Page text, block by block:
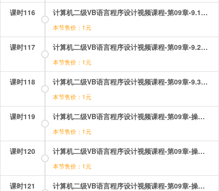
课时116 计算机二级VB语言程序设计视频课程-第09章-9.1Sub过程.mp4
本节售价：1元
课时117 计算机二级VB语言程序设计视频课程-第09章-9.2Funtion过程.mp4
本节售价：1元
课时118 计算机二级VB语言程序设计视频课程-第09章-9.3参数传送.mp4
本节售价：1元
课时119 计算机二级VB语言程序设计视频课程-第09章-操作：过程之function过程.mp4
本节售价：1元
课时120 计算机二级VB语言程序设计视频课程-第09章-操作：过程之sub子程序过程.mp4
本节售价：1元
课时121 计算机二级VB语言程序设计视频课程-第09章-操作：过程之Sub过程的应用.mp4